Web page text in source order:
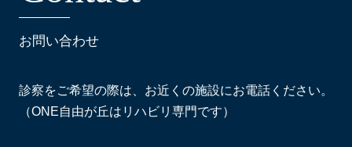
お問い合わせ
診察をご希望の際は、お近くの施設にお電話ください。
（ONE自由が丘はリハビリ専門です）